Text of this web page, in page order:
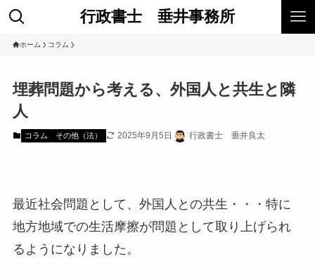
行政書士 垂井事務所
ホーム コラム
埋葬問題から考える、外国人と共生と隣
人
コラム その他（法） 2025年9月5日 行政書士 垂井良太
最近社会問題として、外国人との共生・・・特に
地方地域での生活摩擦が問題として取り上げられ
るようになりました。